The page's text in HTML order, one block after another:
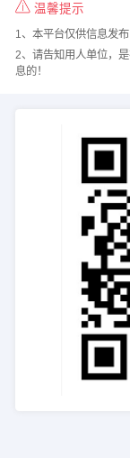
温馨提示
1、本平台仅供信息发
2、请告知用人单位，
息的！